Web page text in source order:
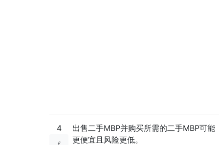
4
出售二手MBP并购买所需的二手MBP可能
更便宜且风险更低。